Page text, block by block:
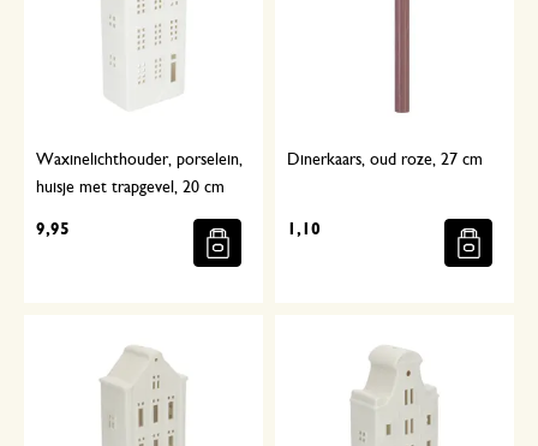
Waxinelichthouder, porselein,
huisje met trapgevel, 20 cm
9,95
Dinerkaars, oud roze, 27 cm
1,10